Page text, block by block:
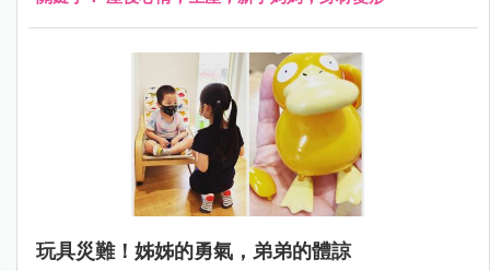
玩具災難！姊姊的勇氣，弟弟的體諒